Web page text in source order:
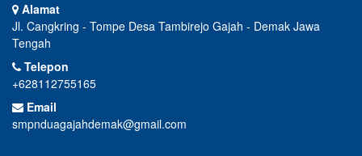
Alamat
Jl. Cangkring - Tompe Desa Tambirejo Gajah - Demak Jawa
Tengah
Telepon
+628112755165
Email
smpnduagajahdemak@gmail.com